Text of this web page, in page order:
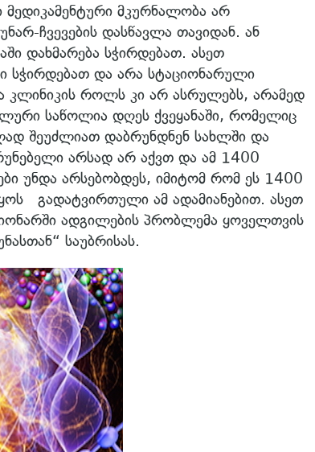
მედიკამენტური მკურნალობა არ
ჩვევების დასწავლა თავიდან. ან
დახმარება სჭირდებათ. ასეთ
სჭირდებათ და არა სტაციონარული
კლინიკის როლს კი არ ასრულებს, არამედ
საწოლია დღეს ქვეყანაში, რომელიც
შეუძლიათ დაბრუნდნენ სახლში და
არსად არ აქვთ და ამ 1400
უნდა არსებობდეს, იმიტომ რომ ეს 1400
გადატვირთული ამ ადამიანებით. ასეთ
ადგილების პრობლემა ყოველთვის
საუბრისას.